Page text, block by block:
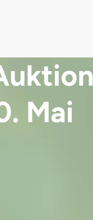
Mai